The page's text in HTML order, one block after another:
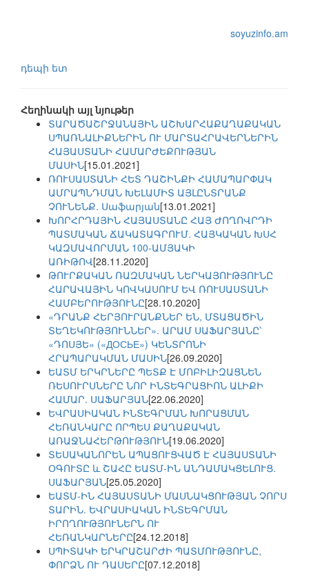
soyuzinfo.am
դեպի ետ
Հեղինակի այլ նյութեր
ՏԱՐԱԾԱՇՐՋԱՆԱՅԻՆ ԱՇԽԱՐՀԱՔԱՂԱՔԱԿԱՆ
ՍՊԱՌՆԱԼԻՔՆԵՐԻՆ ՈՒ ՄԱՐՏԱՀՐԱՎԵՐՆԵՐԻՆ
ՀԱՅԱՍՏԱՆԻ ՀԱՄԱՐԺԵՔՈՒԹՅԱՆ
ՄԱՍԻՆ[15.01.2021]
ՌՈՒՍԱՍՏԱՆԻ ՀԵՏ ԴԱՇԻՆՔԻ ՀԱՄԱՊԱՐՓԱԿ
ԱՄՐԱՊՆԴՄԱՆ ԽԵԼԱՄԻՏ ԱՅԼԸՆՏՐԱՆՔ
ՉՈՒՆԵՆՔ. Սաֆարյան[13.01.2021]
ԽՈՐՀՐԴԱՅԻՆ ՀԱՅԱՍՏԱՆԸ ՀԱՅ ԺՈՂՈՎՐԴԻ
ՊԱՏՄԱԿԱՆ ՃԱԿԱՏԱԳՐՈՒՄ. ՀԱՅԿԱԿԱՆ ԽՍՀ
ԿԱԶՄԱՎՈՐՄԱՆ 100-ԱՄՅԱԿԻ
ԱՌԻԹՈՎ[28.11.2020]
ԹՈՒՐՔԱԿԱՆ ՌԱԶՄԱԿԱՆ ՆԵՐԿԱՅՈՒԹՅՈՒՆԸ
ՀԱՐԱՎԱՅԻՆ ԿՈՎԿԱՍՈՒՄ ԵՎ ՌՈՒՍԱՍՏԱՆԻ
ՀԱՄԲԵՐՈՒԹՅՈՒՆԸ[28.10.2020]
«ԴՐԱՆՔ ՀԵՐՅՈՒՐԱՆՔՆԵՐ ԵՆ, ՄՏԱՑԱԾԻՆ
ՏԵՂԵԿՈՒԹՅՈՒՆՆԵՐ». ԱՐԱՄ ՍԱՖԱՐՅԱՆԸ՝
«ԴՈՍՅԵ» («ДОСЬЕ») ԿԵՆՏՐՈՆԻ
ՀՐԱՊԱՐԱԿՄԱՆ ՄԱՍԻՆ[26.09.2020]
ԵԱՏՄ ԵՐԿՐՆԵՐԸ ՊԵՏՔ Է ՄՈԲԻԼԻԶԱՑՆԵՆ
ՌԵՍՈՒՐՍՆԵՐԸ ՆՈՐ ԻՆՏԵԳՐԱՑԻՈՆ ԱԼԻՔԻ
ՀԱՄԱՐ. ՍԱՖԱՐՅԱՆ[22.06.2020]
ԵՎՐԱՍԻԱԿԱՆ ԻՆՏԵԳՐՄԱՆ ԽՈՐԱՑՄԱՆ
ՀԵՌԱՆԿԱՐԸ ՈՐՊԵՍ ՔԱՂԱՔԱԿԱՆ
ԱՌԱՋՆԱՀԵՐԹՈՒԹՅՈՒՆ[19.06.2020]
ՏԵՍԱԿԱՆՈՐԵՆ ԱՊԱՑՈՒՑՎԱԾ Է ՀԱՅԱՍՏԱՆԻ
ՕԳՈՒՏԸ և ՇԱՀԸ ԵԱՏՄ-ԻՆ ԱՆԴԱՄԱԿՑԵԼՈՒՑ.
ՍԱՖԱՐՅԱՆ[25.05.2020]
ԵԱՏՄ-ԻՆ ՀԱՅԱՍՏԱՆԻ ՄԱՍՆԱԿՑՈՒԹՅԱՆ ՉՈՐՍ
ՏԱՐԻՆ. ԵՎՐԱՍԻԱԿԱՆ ԻՆՏԵԳՐՄԱՆ
ԻՐՈՂՈՒԹՅՈՒՆԵՐՆ ՈՒ
ՀԵՌԱՆԿԱՐՆԵՐԸ[24.12.2018]
ՍՊԻՏԱԿԻ ԵՐԿՐԱՇԱՐԺԻ ՊԱՏՄՈՒԹՅՈՒՆԸ,
ՓՈՐՁՆ ՈՒ ԴԱՍԵՐԸ[07.12.2018]